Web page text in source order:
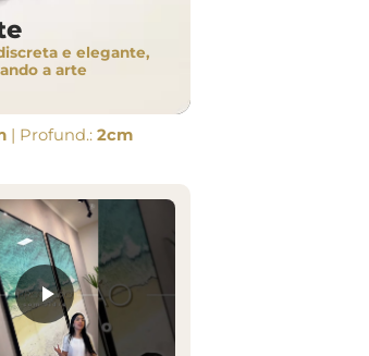
e elegante,
a arte
| Profund.:2cm